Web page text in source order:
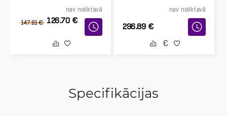
nav noliktavā
147.81 € 126.70 €
nav noliktavā
296.89 €
Specifikācijas